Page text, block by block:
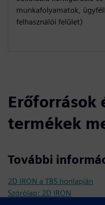
munkafolyamatok,
felhasználói felület)
Erőforrások
termékek
További
2D IRON a TBS honlapján
Szórólap: 2D IRON